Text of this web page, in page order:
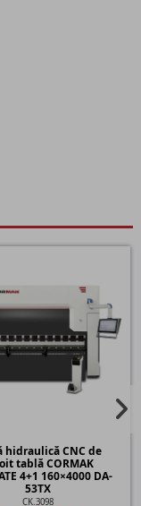
hidraulică CNC de
tablă CORMAK
4+1 160×4000 DA-
53TX
CK.3098